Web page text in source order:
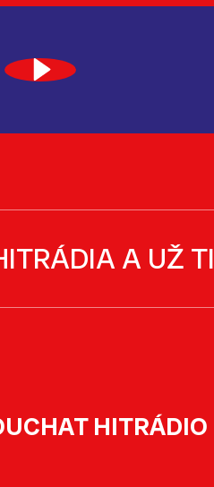
A UŽ TI
HITRÁDIO